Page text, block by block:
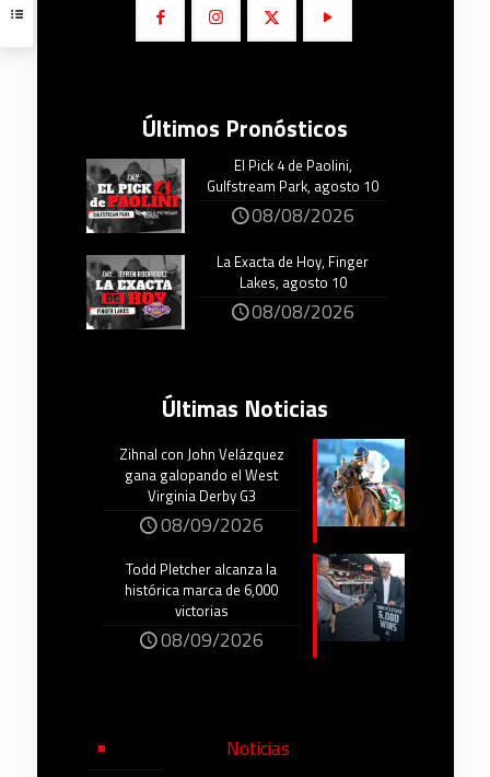
Últimos Pronósticos
El Pick 4 de Paolini,
Gulfstream Park, agosto 10
08/08/2026
La Exacta de Hoy, Finger
Lakes, agosto 10
08/08/2026
Últimas Noticias
Zihnal con John Velázquez
gana galopando el West
Virginia Derby G3
08/09/2026
Todd Pletcher alcanza la
histórica marca de 6,000
victorias
08/09/2026
Noticias